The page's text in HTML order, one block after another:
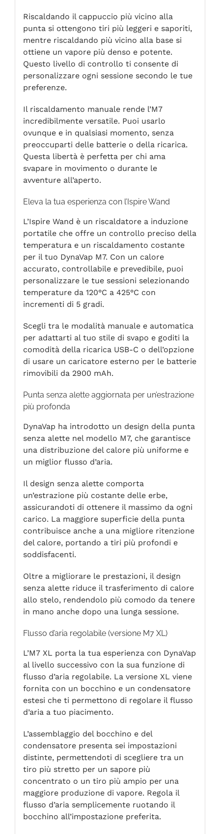
Riscaldando il cappuccio più vicino alla
punta si ottengono tiri più leggeri e saporiti,
mentre riscaldando più vicino alla base si
ottiene un vapore più denso e potente.
Questo livello di controllo ti consente di
personalizzare ogni sessione secondo le tue
preferenze.
Il riscaldamento manuale rende l’M7
incredibilmente versatile. Puoi usarlo
ovunque e in qualsiasi momento, senza
preoccuparti delle batterie o della ricarica.
Questa libertà è perfetta per chi ama
svapare in movimento o durante le
avventure all’aperto.
Eleva la tua esperienza con l’Ispire Wand
L’Ispire Wand è un riscaldatore a induzione
portatile che offre un controllo preciso della
temperatura e un riscaldamento costante
per il tuo DynaVap M7. Con un calore
accurato, controllabile e prevedibile, puoi
personalizzare le tue sessioni selezionando
temperature da 120°C a 425°C con
incrementi di 5 gradi.
Scegli tra le modalità manuale e automatica
per adattarti al tuo stile di svapo e goditi la
comodità della ricarica USB-C o dell’opzione
di usare un caricatore esterno per le batterie
rimovibili da 2900 mAh.
Punta senza alette aggiornata per un’estrazione
più profonda
DynaVap ha introdotto un design della punta
senza alette nel modello M7, che garantisce
una distribuzione del calore più uniforme e
un miglior flusso d’aria.
Il design senza alette comporta
un’estrazione più costante delle erbe,
assicurandoti di ottenere il massimo da ogni
carico. La maggiore superficie della punta
contribuisce anche a una migliore ritenzione
del calore, portando a tiri più profondi e
soddisfacenti.
Oltre a migliorare le prestazioni, il design
senza alette riduce il trasferimento di calore
allo stelo, rendendolo più comodo da tenere
in mano anche dopo una lunga sessione.
Flusso d’aria regolabile (versione M7 XL)
L’M7 XL porta la tua esperienza con DynaVap
al livello successivo con la sua funzione di
flusso d’aria regolabile. La versione XL viene
fornita con un bocchino e un condensatore
estesi che ti permettono di regolare il flusso
d’aria a tuo piacimento.
L’assemblaggio del bocchino e del
condensatore presenta sei impostazioni
distinte, permettendoti di scegliere tra un
tiro più stretto per un sapore più
concentrato o un tiro più ampio per una
maggiore produzione di vapore. Regola il
flusso d’aria semplicemente ruotando il
bocchino all’impostazione preferita.